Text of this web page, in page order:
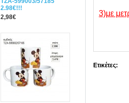
2.98€!!!
2,98€
3)με
Ετικέτες: